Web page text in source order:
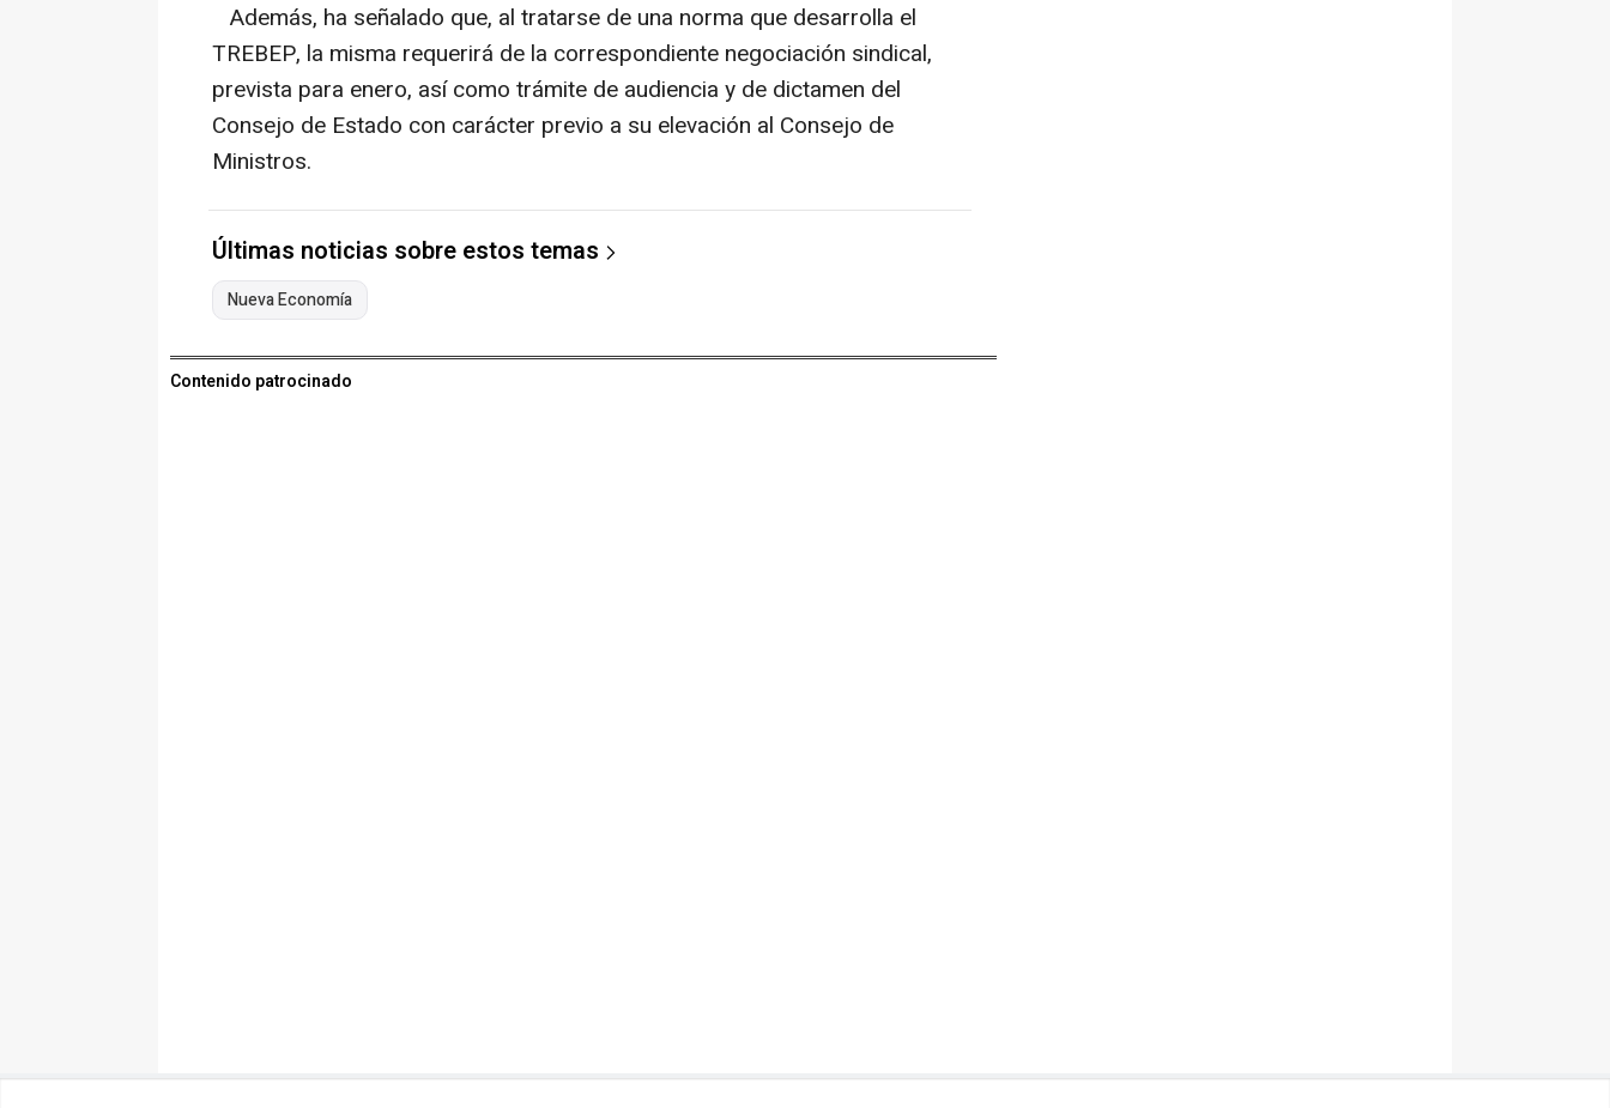
Además, ha señalado que, al tratarse de una norma que desarrolla el
TREBEP, la misma requerirá de la correspondiente negociación sindical,
prevista para enero, así como trámite de audiencia y de dictamen del
Consejo de Estado con carácter previo a su elevación al Consejo de
Ministros.
Últimas noticias sobre estos temas
Nueva Economía
Contenido patrocinado